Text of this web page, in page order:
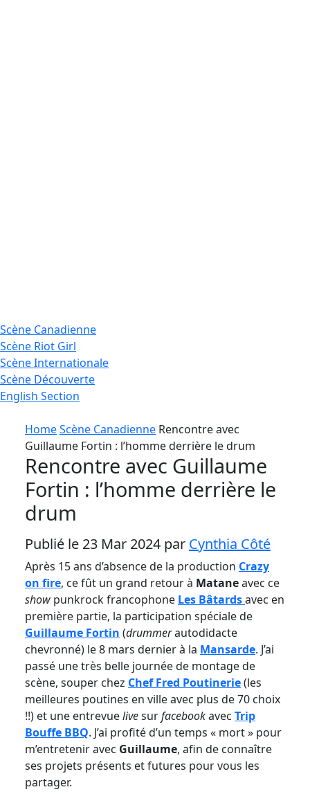
Scène Canadienne
Scène Riot Girl
ScèneInternationale
Scène Découverte
English Section
HomeScène Canadienne Rencontre avec
Guillaume Fortin : l’homme derrière le drum
Rencontre avec Guillaume
Fortin : l’homme derrière le
drum
Publié le 23 Mar 2024 par Cynthia Côté
Après 15 ans d’absence de la production Crazy
on fire, ce fût un grand retour à Mataneavec ce
show punkrock francophone Les Bâtardsavec en
première partie, la participation spéciale de
Guillaume Fortin (drummerautodidacte
chevronné) le 8 mars dernier à la Mansarde. J’ai
passé une très belle journée de montage de
scène, souper chez Chef Fred Poutinerie(les
meilleures poutines en ville avec plus de 70 choix
!!) et une entrevuelivesurfacebookavec Trip
Bouffe BBQ. J’ai profité d’un temps « mort » pour
m’entretenir avec Guillaume, afin de connaître
ses projets présents et futures pour vous les
partager.